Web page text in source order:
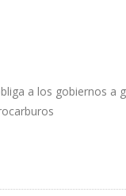
a los gobiernos a